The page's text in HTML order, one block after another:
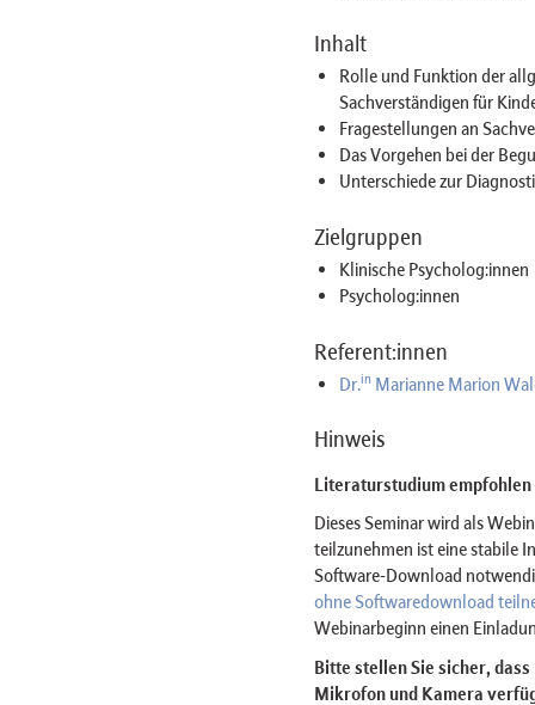
Inhalt
Rolle und Funktion der
Sachverständigen für
Fragestellungen an
Das Vorgehen bei der
Unterschiede zur
Zielgruppen
Klinische Psycholog:innen
Psycholog:innen
Referent:innen
Dr.in Marianne Marion
Hinweis
Literaturstudium empfohlen
Dieses Seminar wird als
teilzunehmen ist eine stabile
Software-Download
ohne Softwaredownload
Webinarbeginn einen
Bitte stellen Sie sicher,
Mikrofon und Kamera